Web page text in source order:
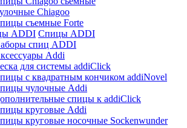
Chiagoo
съемные Forte
Спицы ADDI
спиц ADDI
Addi
для системы addiClick
с квадратным кончиком addiNovel
чулочные Addi
спицы к addiClick
круговые Addi
круговые носочные Sockenwunder